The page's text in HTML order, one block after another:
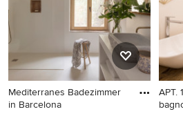
Mediterranes Badezimmer
in Barcelona
APT.